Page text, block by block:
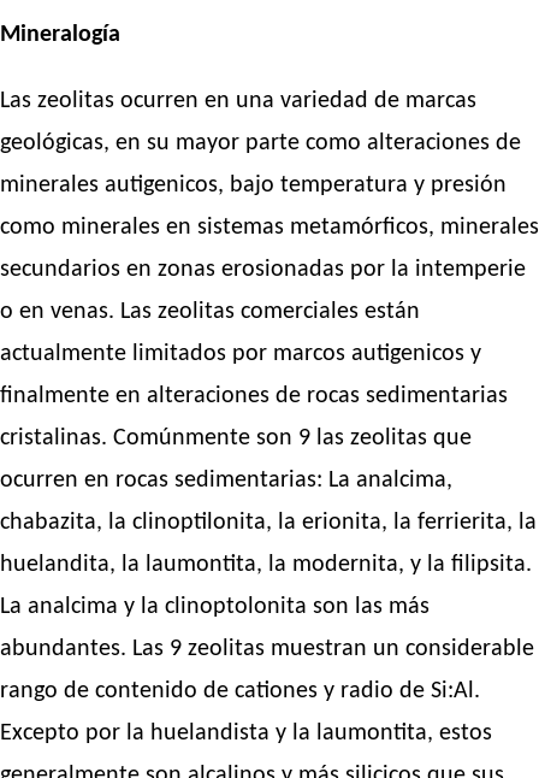
Mineralogía
Las zeolitas ocurren en una variedad de marcas
geológicas, en su mayor parte como alteraciones de
minerales autigenicos, bajo temperatura y presión
como minerales en sistemas metamórficos, minerales
secundarios en zonas erosionadas por la intemperie
o en venas. Las zeolitas comerciales están
actualmente limitados por marcos autigenicos y
finalmente en alteraciones de rocas sedimentarias
cristalinas. Comúnmente son 9 las zeolitas que
ocurren en rocas sedimentarias: La analcima,
chabazita, la clinoptilonita, la erionita, la ferrierita, la
huelandita, la laumontita, la modernita, y la filipsita.
La analcima y la clinoptolonita son las más
abundantes. Las 9 zeolitas muestran un considerable
rango de contenido de cationes y radio de Si:Al.
Excepto por la huelandista y la laumontita, estos